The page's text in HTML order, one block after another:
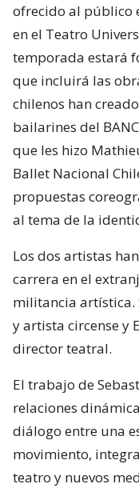
ofrecido al público
en el Teatro
temporada estará
que incluirá las
chilenos han
bailarines del
que les hizo
Ballet Nacional
propuestas
al tema de la
Los dos artistas
carrera en el
militancia artística.
y artista circense y
director teatral.
El trabajo de
relaciones
diálogo entre una
movimiento,
teatro y nuevos